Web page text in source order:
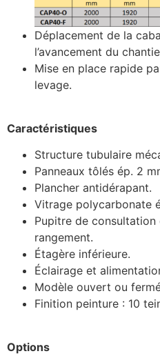
Déplacement de la
l’avancement du
Mise en place rapide
levage.
Caractéristiques
Structure tubulaire
Panneaux tôlés ép. 2
Plancher antidérapant.
Vitrage polycarbonate
Pupitre de
rangement.
Étagère inférieure.
Éclairage et
Modèle ouvert ou
Finition peinture : 10
Options